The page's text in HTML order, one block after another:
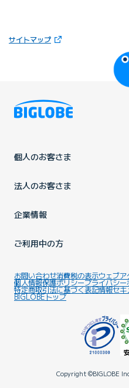
サイトマップ（新しいタブで開きます
びっ
個人のお客さま
法人のお客さま
企業情報
ご利用中の方
お問い合わせ消費税の表示ウェブ
個人情報保護ポリシープライバシー
特定商取引法に基づく表記情報セキ
BIGLOBEトップ
Copyright ©BIGLOBE